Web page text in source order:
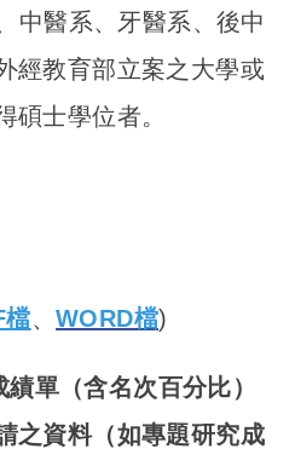
中醫系、牙醫系、後中
經教育部立案之大學或
碩士學位者。
檔、WORD檔)
績單（含名次百分比）
之資料（如專題研究成